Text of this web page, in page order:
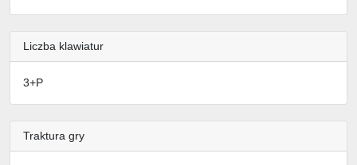
Liczba klawiatur
3+P
Traktura gry